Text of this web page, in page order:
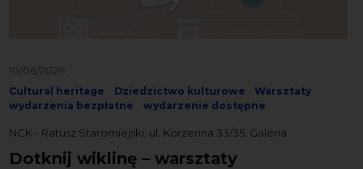
10/06/2026
Cultural heritage Dziedzictwo kulturowe
Warsztaty
wydarzenia bezpłatne
wydarzenie dostępne
NCK - Ratusz Staromiejski, ul. Korzenna 33/35, Galeria
Dotknij wiklinę – warsztaty